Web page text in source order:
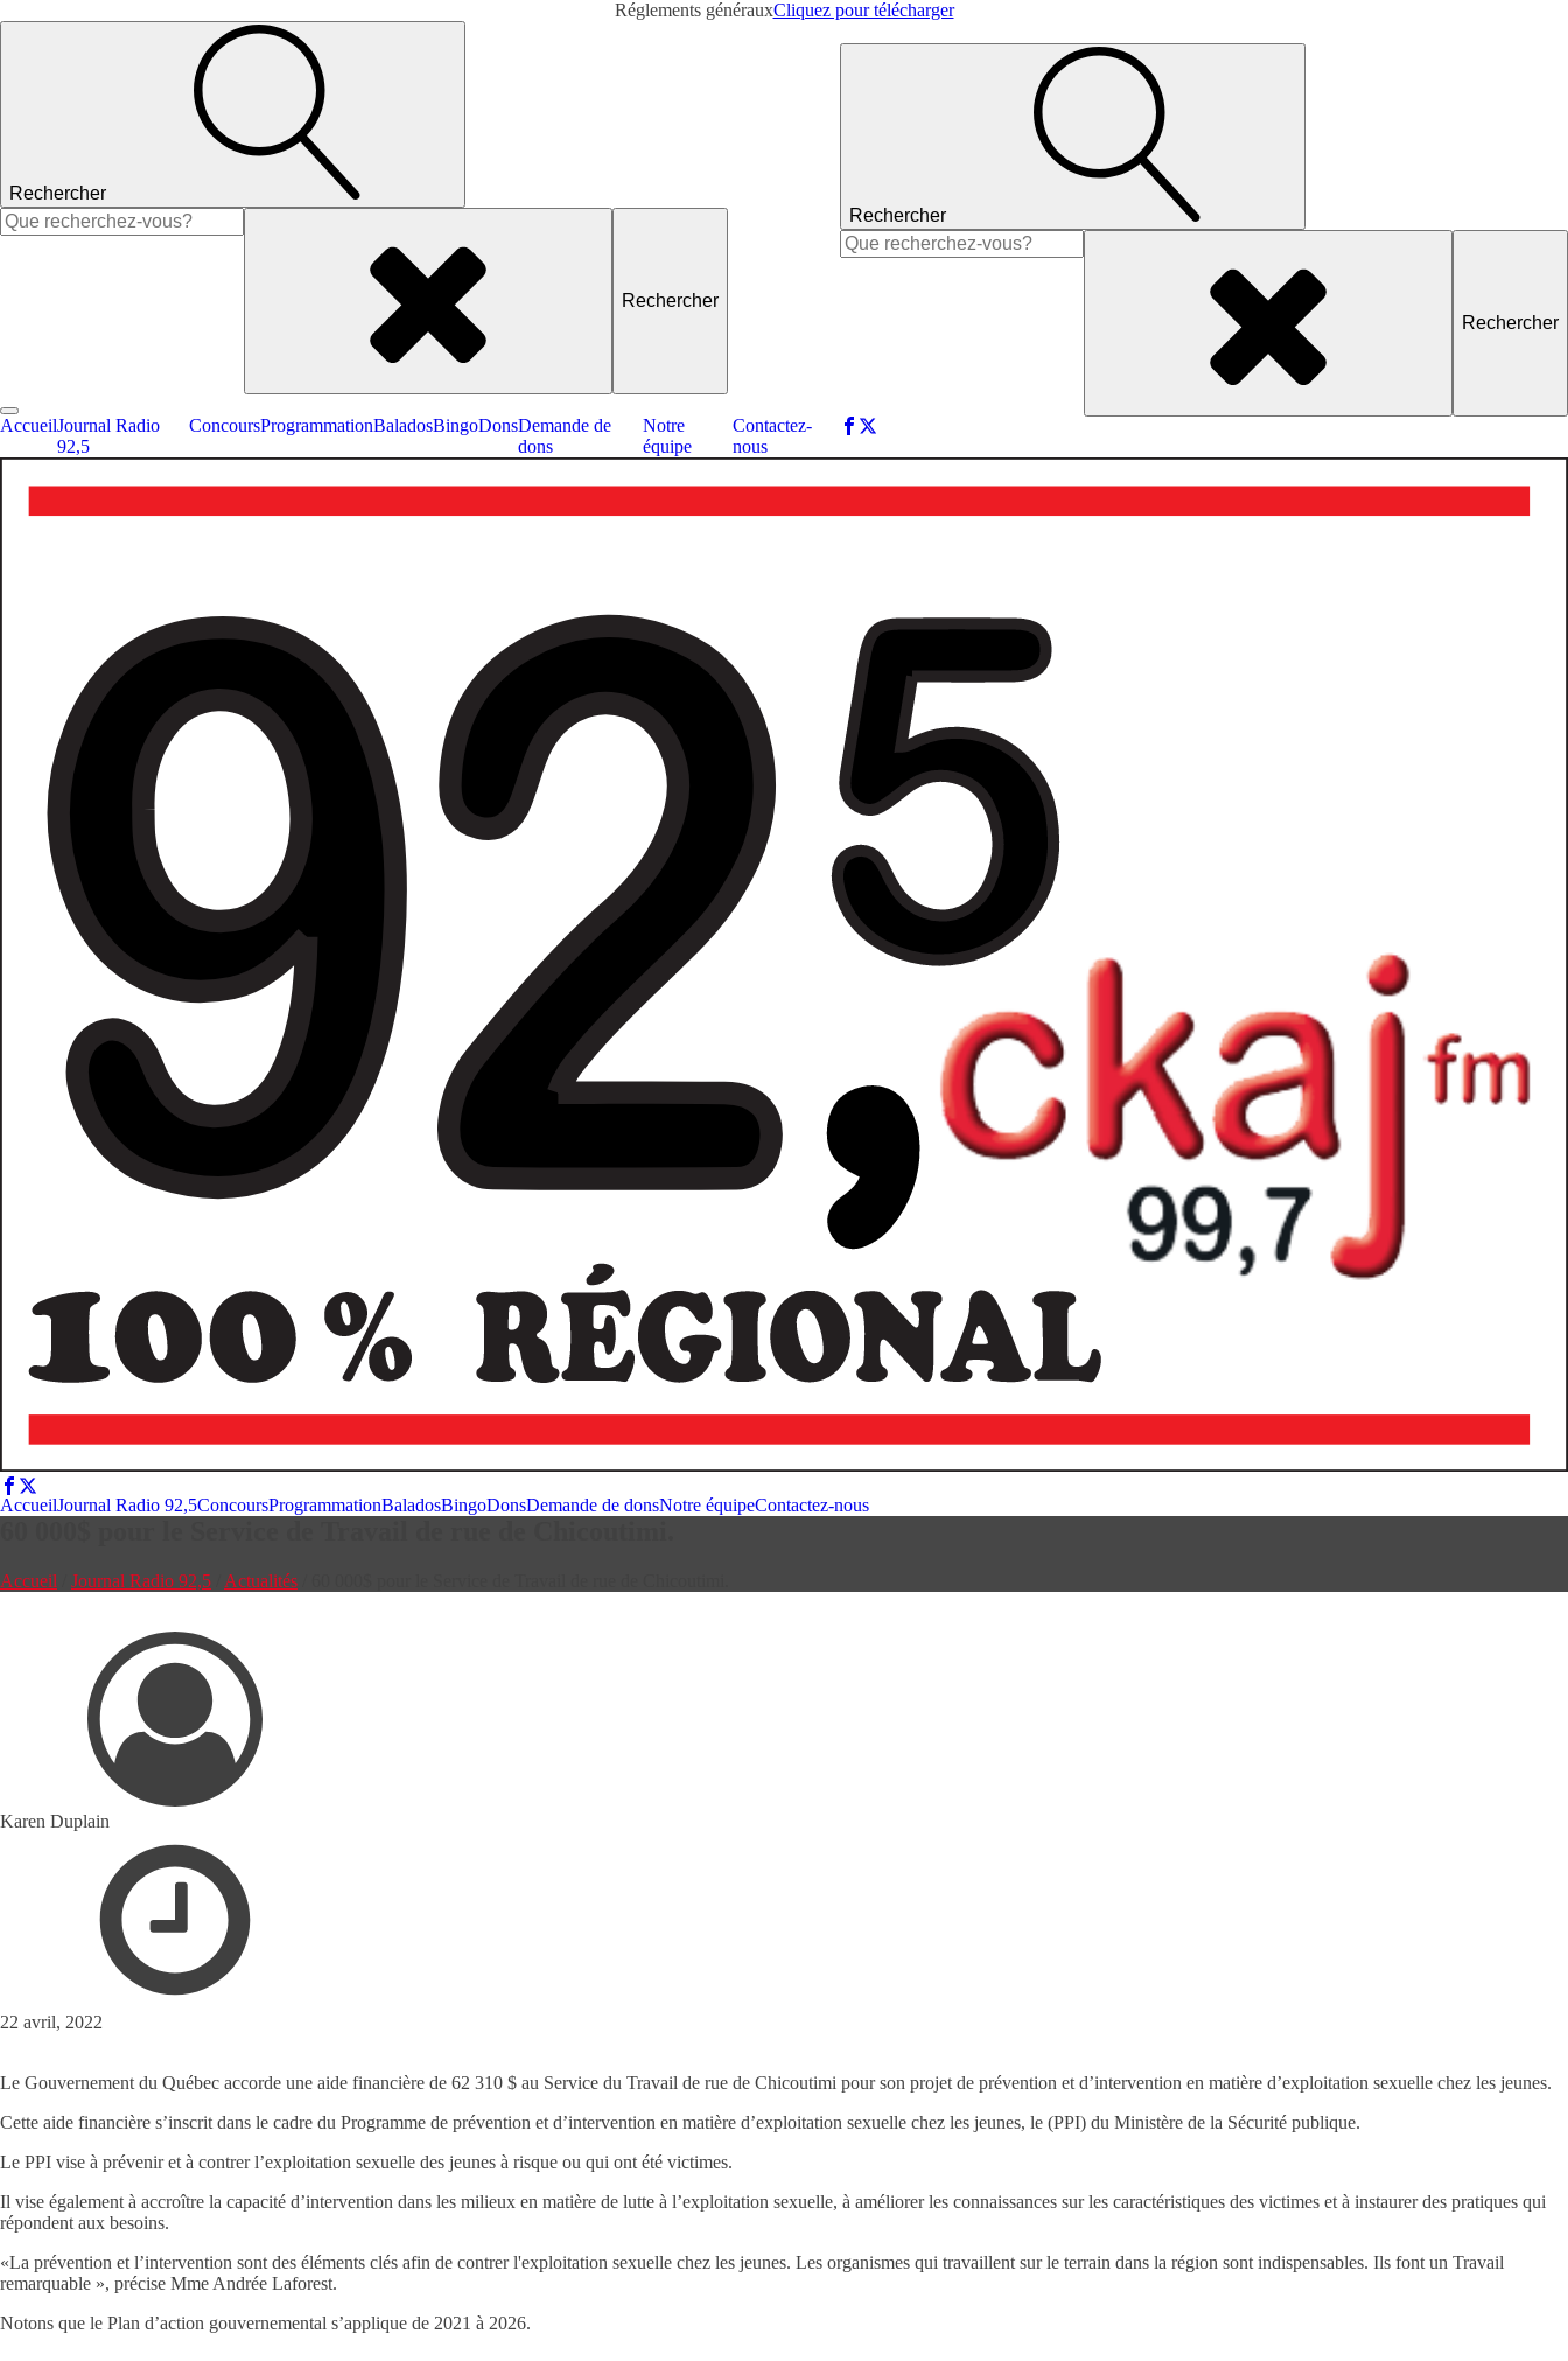
Réglements générauxCliquez pour télécharger
Rechercher
Rechercher :
AccueilJournal Radio
92,5
ConcoursProgrammationBaladosBingoDonsDemande de
dons
Notre
équipe
Contactez-
nous
Rechercher
Rechercher :
AccueilJournal Radio 92,5ConcoursProgrammationBaladosBingoDonsDemande de donsNotre équipeContactez-nous
Accueil Journal Radio 92,5 Actualités
Karen Duplain
22 avril, 2022
Le Gouvernement du Québec accorde une aide financière de 62 310 $ au Service du Travail de rue de Chicoutimi pour son projet de prévention et d’intervention en matière d’exploitation sexuelle chez les jeunes.
Cette aide financière s’inscrit dans le cadre du Programme de prévention et d’intervention en matière d’exploitation sexuelle chez les jeunes, le (PPI) du Ministère de la Sécurité publique.
Le PPI vise à prévenir et à contrer l’exploitation sexuelle des jeunes à risque ou qui ont été victimes.
Il vise également à accroître la capacité d’intervention dans les milieux en matière de lutte à l’exploitation sexuelle, à améliorer les connaissances sur les caractéristiques des victimes et à instaurer des pratiques qui
répondent aux besoins.
«La prévention et l’intervention sont des éléments clés afin de contrer l'exploitation sexuelle chez les jeunes. Les organismes qui travaillent sur le terrain dans la région sont indispensables. Ils font un Travail
remarquable », précise Mme Andrée Laforest.
Notons que le Plan d’action gouvernemental s’applique de 2021 à 2026.